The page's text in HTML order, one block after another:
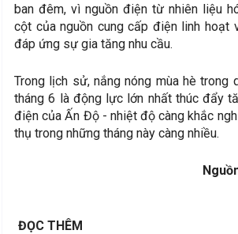
ban đêm, vì nguồn điện từ nhiên liệu
cột của nguồn cung cấp điện linh hoạt
đáp ứng sự gia tăng nhu cầu.
Trong lịch sử, nắng nóng mùa hè trong
tháng 6 là động lực lớn nhất thúc đẩy
điện của Ấn Độ - nhiệt độ càng khắc
thụ trong những tháng này càng nhiều.
ĐỌC THÊM